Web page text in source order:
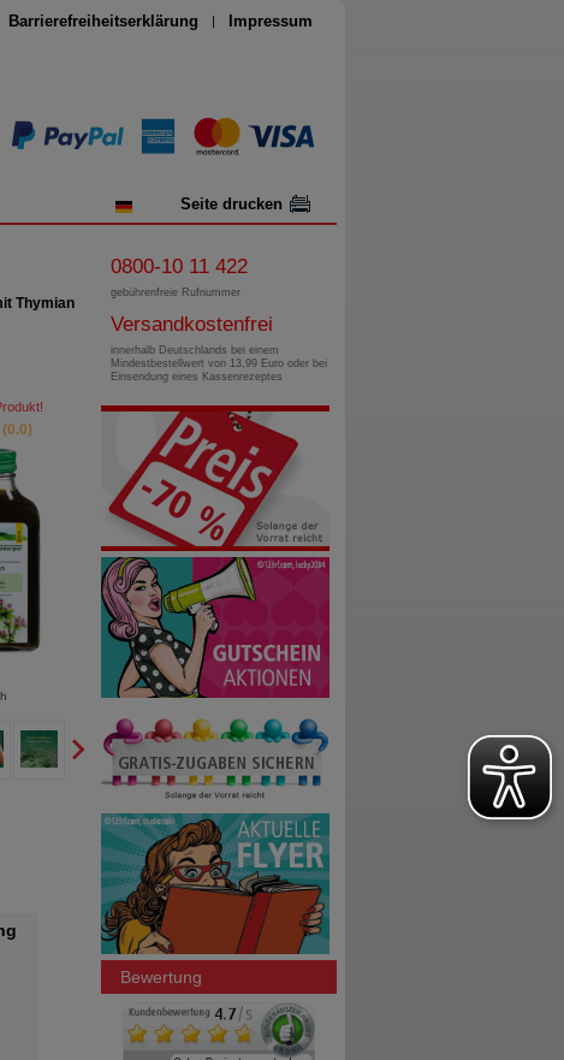
Barrierefreiheitserklärung Impressum
Seite drucken
Thymian
(0.0)
0800-10 11 422
gebührenfreie Rufnummer
Versandkostenfrei
innerhalb Deutschlands bei einem
Mindestbestellwert von 13,99 Euro oder bei
Einsendung eines Kassenrezeptes
Bewertung